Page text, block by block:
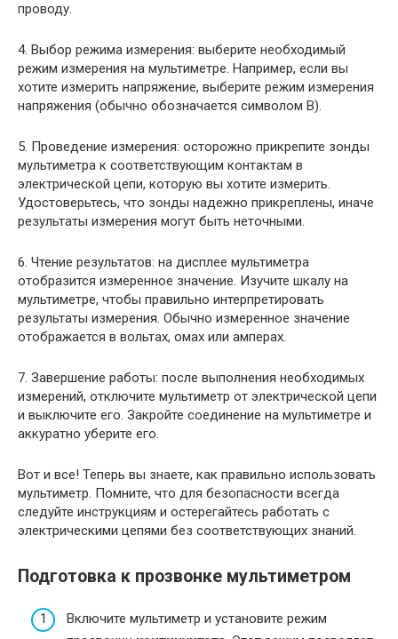
проводу.
4. Выбор режима измерения: выберите необходимый
режим измерения на мультиметре. Например, если вы
хотите измерить напряжение, выберите режим измерения
напряжения (обычно обозначается символом В).
5. Проведение измерения: осторожно прикрепите зонды
мультиметра к соответствующим контактам в
электрической цепи, которую вы хотите измерить.
Удостоверьтесь, что зонды надежно прикреплены, иначе
результаты измерения могут быть неточными.
6. Чтение результатов: на дисплее мультиметра
отобразится измеренное значение. Изучите шкалу на
мультиметре, чтобы правильно интерпретировать
результаты измерения. Обычно измеренное значение
отображается в вольтах, омах или амперах.
7. Завершение работы: после выполнения необходимых
измерений, отключите мультиметр от электрической цепи
и выключите его. Закройте соединение на мультиметре и
аккуратно уберите его.
Вот и все! Теперь вы знаете, как правильно использовать
мультиметр. Помните, что для безопасности всегда
следуйте инструкциям и остерегайтесь работать с
электрическими цепями без соответствующих знаний.
Подготовка к прозвонке мультиметром
Включите мультиметр и установите режим